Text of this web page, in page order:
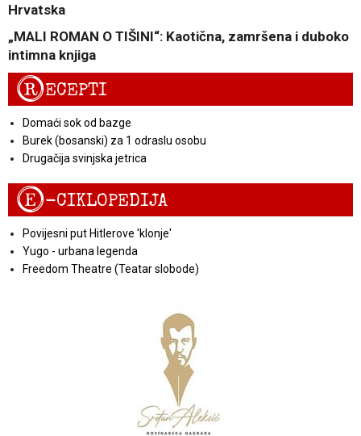
Hrvatska
„MALI ROMAN O TIŠINI“: Kaotična, zamršena i duboko
intimna knjiga
RECEPTI
Domaći sok od bazge
Burek (bosanski) za 1 odraslu osobu
Drugačija svinjska jetrica
E-CIKLOPEDIJA
Povijesni put Hitlerove 'klonje'
Yugo - urbana legenda
Freedom Theatre (Teatar slobode)